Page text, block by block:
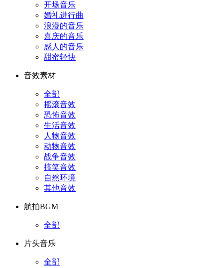
开场音乐
婚礼进行曲
浪漫的音乐
喜庆的音乐
感人的音乐
甜蜜轻快
音效素材
全部
摇滚音效
恐怖音效
生活音效
人物音效
动物音效
战争音效
搞笑音效
自然环境
其他音效
航拍BGM
全部
片头音乐
全部